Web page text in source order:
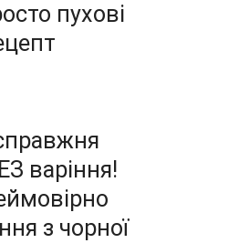
пухові
варіння!
з чорної